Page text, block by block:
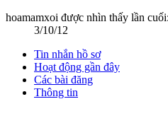
hoamamxoi được nhìn thấy lần cuối:
3/10/12
Tin nhắn hồ sơ
Hoạt động gần đây
Các bài đăng
Thông tin